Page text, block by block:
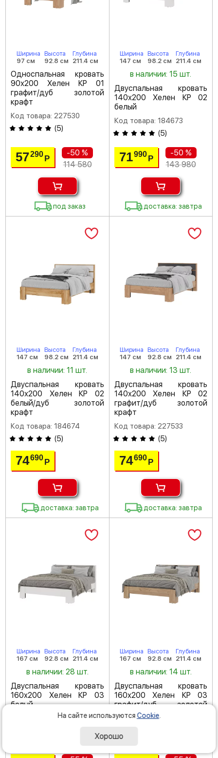
Ширина
97 см
Высота
92.8 см
Глубина
211.4 см
Односпальная кровать
90х200 Хелен КР 01
графит/дуб золотой
крафт
Код товара: 227530
(5)
57290Р
-50 %
114 580
под заказ
Ширина
147 см
Высота
98.2 см
Глубина
211.4 см
в наличии: 15 шт.
Двуспальная кровать
140х200 Хелен КР 02
белый
Код товара: 184673
(5)
71990 Р
-50 %
143 980
доставка: завтра
Ширина
147 см
Высота
98.2 см
Глубина
211.4 см
в наличии: 11 шт.
Двуспальная кровать
140х200 Хелен КР 02
белый/дуб золотой
крафт
Код товара: 184674
(5)
74690Р
доставка: завтра
Ширина
147 см
Высота
92.8 см
Глубина
211.4 см
в наличии: 13 шт.
Двуспальная кровать
140х200 Хелен КР 02
графит/дуб золотой
крафт
Код товара: 227533
(5)
74690 Р
доставка: завтра
Ширина
167 см
Высота
92.8 см
Глубина
211.4 см
в наличии: 28 шт.
Двуспальная кровать
160х200 Хелен КР 03
белый
Код товара: 184675
Ширина
167 см
Высота
92.8 см
Глубина
211.4 см
в наличии: 14 шт.
Двуспальная кровать
160х200 Хелен КР 03
графит/дуб золотой
крафт
На сайте используются Cookie
Хорошо